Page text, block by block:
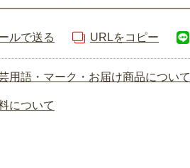
ルで送る URLをコピー
用語・マーク・お届け商品について
について